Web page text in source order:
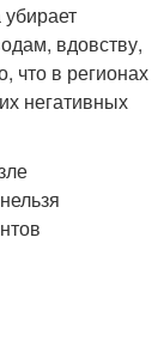
вдовству,
что в регионах
негативных